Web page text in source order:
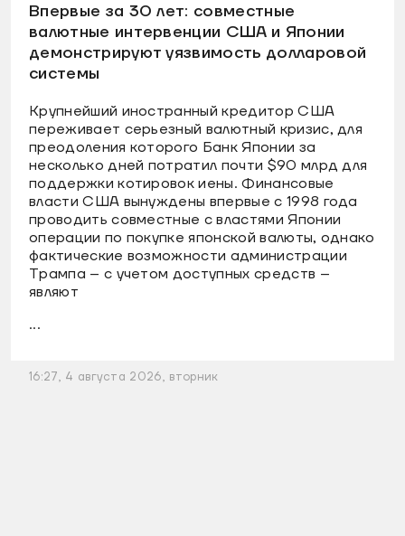
Впервые за 30 лет: совместные
валютные интервенции США и Японии
демонстрируют уязвимость долларовой
системы
Крупнейший иностранный кредитор США
переживает серьезный валютный кризис, для
преодоления которого Банк Японии за
несколько дней потратил почти $90 млрд для
поддержки котировок иены. Финансовые
власти США вынуждены впервые с 1998 года
проводить совместные с властями Японии
операции по покупке японской валюты, однако
фактические возможности администрации
Трампа – с учетом доступных средств –
являют
...
16:27, 4 августа 2026, вторник